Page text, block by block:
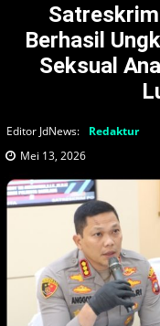
Berhasil
Seksual
Editor JdNews:
Redaktur
Mei 13, 2026